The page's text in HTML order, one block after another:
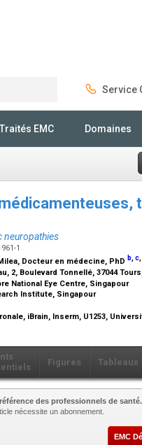
Service
Traités EMC Domaines
neuropathies
1
Docteur en médecine, PhD b,c,
2, Boulevard Tonnellé, 37044
National Eye Centre, Singapour
Institute, Singapour
iBrain, Inserm, U1253,
Figures Tableaux
des professionnels de santé.
nécessite un abonnement.
EMC